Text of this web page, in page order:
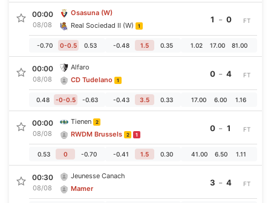
00:00
08/08
Osasuna (W)
Real Sociedad II (W)
1
1 - 0
-0.70 0-0.5 0.53 -0.48 1.5 0.35 1.02 17.00 81.00
FT
00:00
08/08
Alfaro
CD Tudelano
1
0 - 4
0.48 -0-0.5 -0.63 -0.43 3.5 0.33 17.00 6.00 1.16
FT
00:00
08/08
Tienen 2
RWDM Brussels 2 1
0 - 1
0.53 0 -0.70 -0.41 1.5 0.30 41.00 6.50 1.11
FT
00:30
08/08
Jeunesse Canach
Mamer
3 - 4 FT